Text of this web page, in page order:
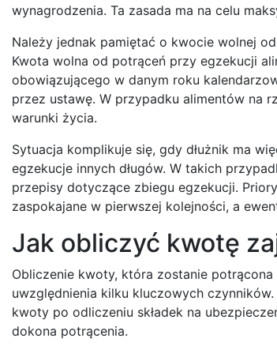
wynagrodzenia. Ta zasada ma na celu
Należy jednak pamiętać o kwocie wolnej
Kwota wolna od potrąceń przy egzekucji
obowiązującego w danym roku
przez ustawę. W przypadku alimentów na
warunki życia.
Sytuacja komplikuje się, gdy dłużnik ma
egzekucje innych długów. W takich
przepisy dotyczące zbiegu egzekucji.
zaspokajane w pierwszej kolejności, a
Jak obliczyć kwotę
Obliczenie kwoty, która zostanie
uwzględnienia kilku kluczowych
kwoty po odliczeniu składek na
dokona potrącenia.